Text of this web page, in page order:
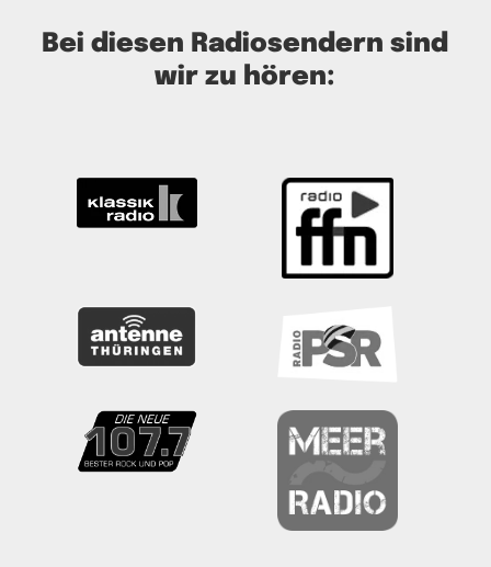
Bei diesen Radiosendern sind
wir zu hören: